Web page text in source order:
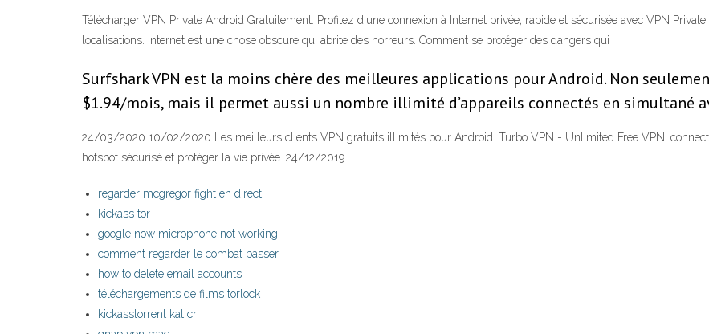
Télécharger VPN Private Android Gratuitement. Profitez d'une connexion à Internet privée, rapide et sécurisée avec VPN
localisations. Internet est une chose obscure qui abrite des horreurs. Comment se protéger des dangers qui
Surfshark VPN est la moins chère des meilleures applications pour Android. Non
$1.94/mois, mais il permet aussi un nombre illimité d’appareils connectés en simultané
24/03/2020 10/02/2020 Les meilleurs clients VPN gratuits illimités pour Android. Turbo VPN - Unlimited Free VPN,
hotspot sécurisé et protéger la vie privée. 24/12/2019
regarder mcgregor fight en direct
kickass tor
google now microphone not working
comment regarder le combat passer
how to delete email accounts
téléchargements de films torlock
kickasstorrent kat cr